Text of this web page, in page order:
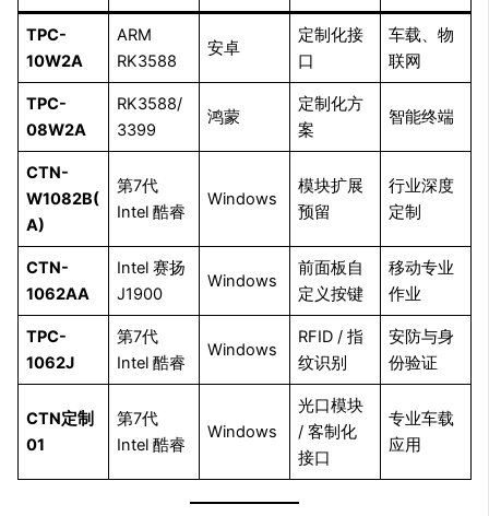
TPC-
10W2A
ARM
RK3588
安卓
定制化接
口
车载、物
联网
TPC-
08W2A
RK3588/
3399
鸿蒙
定制化方
案
智能终端
CTN-
W1082B(
A)
第7代
Intel 酷睿
Windows
模块扩展
预留
行业深度
定制
CTN-
1062AA
Intel 赛扬
J1900
Windows
前面板自
定义按键
移动专业
作业
TPC-
1062J
第7代
Intel 酷睿
Windows
RFID / 指
纹识别
安防与身
份验证
CTN定制
01
第7代
Intel 酷睿
Windows
光口模块
/ 客制化
接口
专业车载
应用